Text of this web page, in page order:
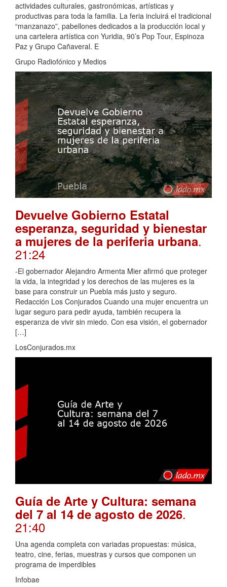
actividades culturales, gastronómicas, artísticas y
productivas para toda la familia. La feria incluirá el tradicional
“manzanazo”, pabellones dedicados a la producción local y
una cartelera artística con Yuridia, 90’s Pop Tour, Espinoza
Paz y Grupo Cañaveral. E
Grupo Radiofónico y Medios
Devuelve Gobierno Estatal
esperanza, seguridad y bienestar
a mujeres de la periferia urbana.
21:24
-El gobernador Alejandro Armenta Mier afirmó que proteger
la vida, la integridad y los derechos de las mujeres es la
base para construir un Puebla más justo y seguro.
Redacción Los Conjurados Cuando una mujer encuentra un
lugar seguro para pedir ayuda, también recupera la
esperanza de vivir sin miedo. Con esa visión, el gobernador
[…]
LosConjurados.mx
Guía de Arte y Cultura: semana
del 7 al 14 de agosto de 2026.
21:40
Una agenda completa con variadas propuestas: música,
teatro, cine, ferias, muestras y cursos que componen un
programa de imperdibles
Infobae